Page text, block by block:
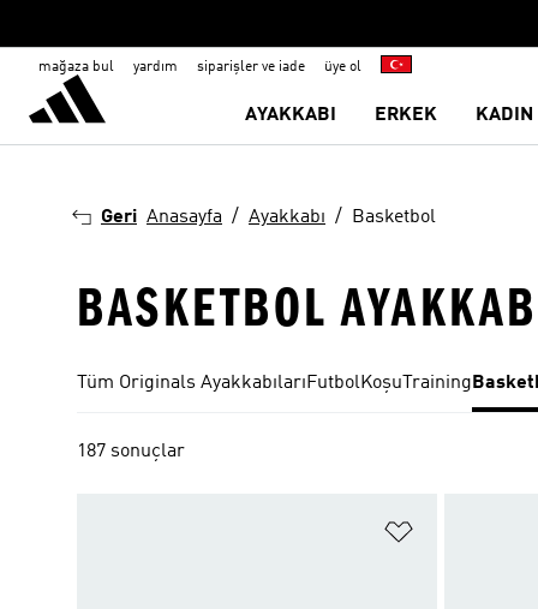
mağaza bul yardım siparişler ve iade üye ol
AYAKKABI ERKEK KADIN
Geri Anasayfa Ayakkabı Basketbol
BASKETBOL
Tüm Originals AyakkabılarıFutbolKoşu Training
187 sonuçlar